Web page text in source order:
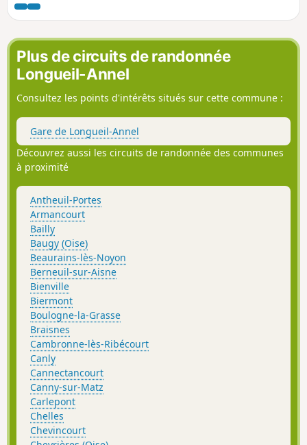
Plus de circuits de randonnée
Longueil-Annel
Consultez les points d'intérêts situés sur cette commune :
Gare de Longueil-Annel
Découvrez aussi les circuits de randonnée des communes
à proximité
Antheuil-Portes
Armancourt
Bailly
Baugy (Oise)
Beaurains-lès-Noyon
Berneuil-sur-Aisne
Bienville
Biermont
Boulogne-la-Grasse
Braisnes
Cambronne-lès-Ribécourt
Canly
Cannectancourt
Canny-sur-Matz
Carlepont
Chelles
Chevincourt